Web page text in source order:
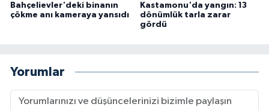
Bahçelievler'deki binanın
çökme anı kameraya yansıdı
Kastamonu'da yangın: 13
dönümlük tarla zarar
gördü
Yorumlar